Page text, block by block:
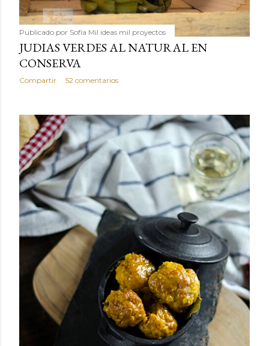
Publicado por Sofía Mil ideas mil proyectos
JUDIAS VERDES AL NATURAL EN
CONSERVA
Compartir 52 comentarios